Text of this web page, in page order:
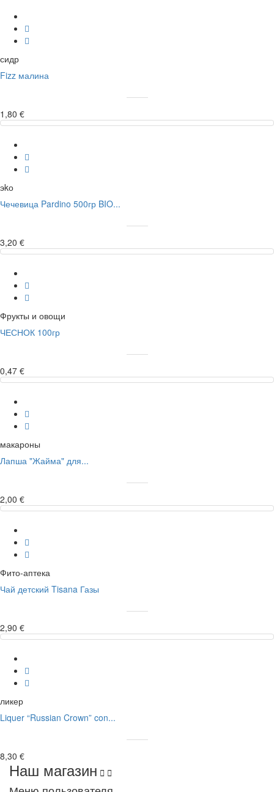
сидр
Fizz малина
1,80 €
эkо
Чечевица Pardino 500гр BIO...
3,20 €
Фрукты и овощи
ЧЕСНОК 100гр
0,47 €
макароны
Лапша "Жайма" для...
2,00 €
Фито-аптека
Чай детский Tisana Газы
2,90 €
ликер
Liquer “Russian Crown” con...
8,30 €
Наш магазин  